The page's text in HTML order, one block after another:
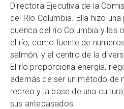
Directora Ejecutiva de la
del Río Columbia. Ella hizo
cuenca del río Columbia y las
el río, como fuente de
salmón, y el centro de la
El río proporciona energía,
además de ser un método de
recreo y la base de una
sus antepasados.